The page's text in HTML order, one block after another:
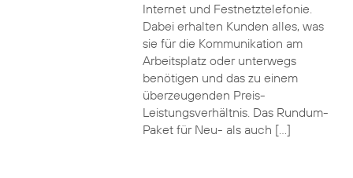
Internet und Festnetztelefonie.
Dabei erhalten Kunden alles, was
sie für die Kommunikation am
Arbeitsplatz oder unterwegs
benötigen und das zu einem
überzeugenden Preis-
Leistungsverhältnis. Das Rundum-
Paket für Neu- als auch […]